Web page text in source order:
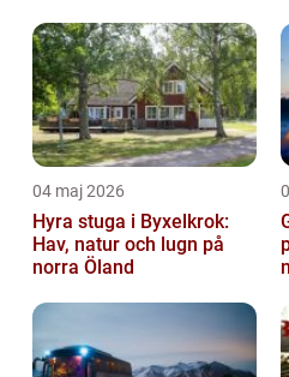
04 maj 2026
Hyra stuga i Byxelkrok:
Hav, natur och lugn på
norra Öland